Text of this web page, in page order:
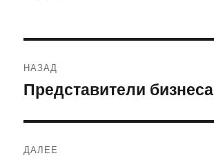
по
НАЗАД
Предыдущая
Представители бизнеса
ДАЛЕЕ